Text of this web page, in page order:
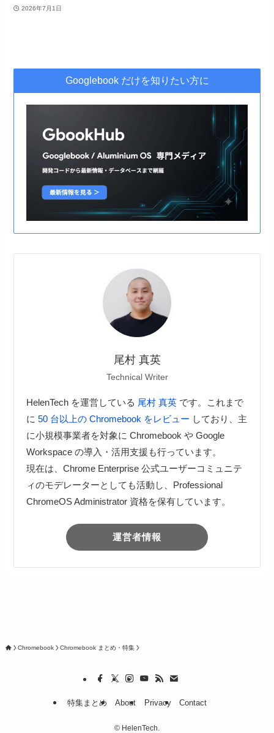
2026年7月1日
Googlebook だけを知りたい方に
尾村 真英
Technical Writer
HelenTech を運営している 尾村 真英です。これまで
に 50 台以上の Chromebook をレビュー しており、主
に小規模事業者を対象に Chromebook や Google
Workspace の導入・活用支援も行っています。
現在は、Chrome Enterprise 公式ユーザーコミュニテ
ィのモデレーターとしても活動し、Professional
ChromeOS Administrator 資格を保有しています。
運営者情報
Chromebook Chromebook まとめ・特集
特集まとめ About Privacy Contact
© HelenTech.